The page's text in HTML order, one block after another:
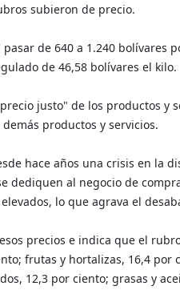
subieron de precio.
de 640 a 1.240 bolívares
de 46,58 bolívares el kilo.
justo" de los productos
productos y servicios.
hace años una crisis en la
dediquen al negocio de
lo que agrava el
precios e indica que el
frutas y hortalizas, 16,4
12,3 por ciento; grasas y